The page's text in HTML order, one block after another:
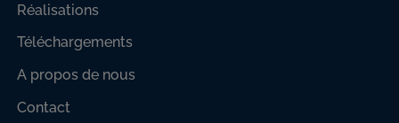
Réalisations
Téléchargements
A propos de nous
Contact